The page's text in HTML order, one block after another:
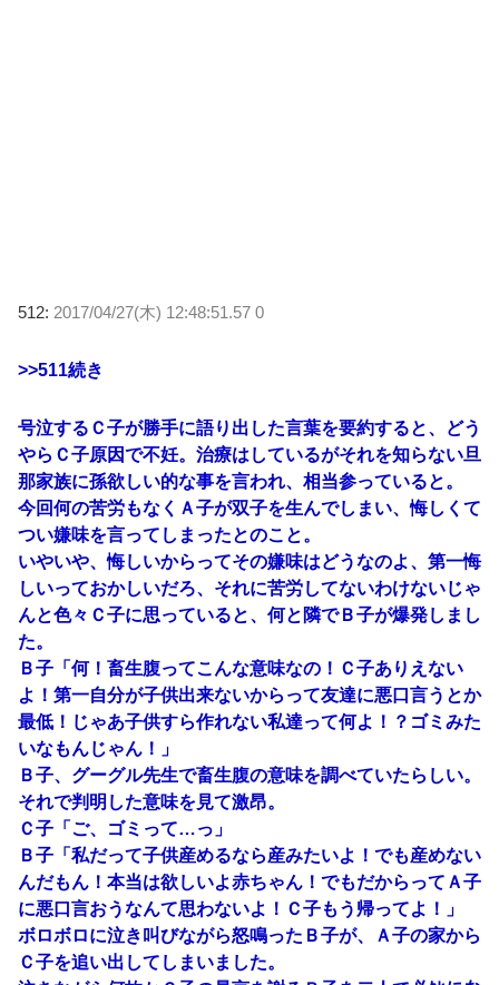
512: 2017/04/27(木) 12:48:51.57 0
>>511続き
号泣するＣ子が勝手に語り出した言葉を要約すると、どう
やらＣ子原因で不妊。治療はしているがそれを知らない旦
那家族に孫欲しい的な事を言われ、相当参っていると。
今回何の苦労もなくＡ子が双子を生んでしまい、悔しくて
つい嫌味を言ってしまったとのこと。
いやいや、悔しいからってその嫌味はどうなのよ、第一悔
しいっておかしいだろ、それに苦労してないわけないじゃ
んと色々Ｃ子に思っていると、何と隣でＢ子が爆発しまし
た。
Ｂ子「何！畜生腹ってこんな意味なの！Ｃ子ありえない
よ！第一自分が子供出来ないからって友達に悪口言うとか
最低！じゃあ子供すら作れない私達って何よ！？ゴミみた
いなもんじゃん！」
Ｂ子、グーグル先生で畜生腹の意味を調べていたらしい。
それで判明した意味を見て激昂。
Ｃ子「ご、ゴミって…っ」
Ｂ子「私だって子供産めるなら産みたいよ！でも産めない
んだもん！本当は欲しいよ赤ちゃん！でもだからってＡ子
に悪口言おうなんて思わないよ！Ｃ子もう帰ってよ！」
ボロボロに泣き叫びながら怒鳴ったＢ子が、Ａ子の家から
Ｃ子を追い出してしまいました。